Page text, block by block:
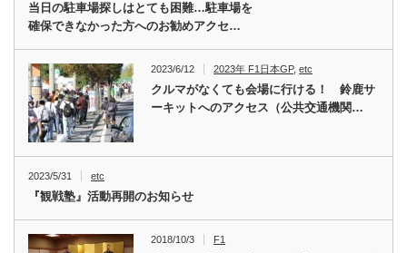
当日の駐車場探しはとても困難…駐車場を
確保できなかった方へのお勧めアクセ…
2023/6/12 2023年 F1日本GP,etc
クルマがなくても会場に行ける！ 鈴鹿サ
ーキットへのアクセス（公共交通機関…
2023/5/31 etc
『観戦塾』活動再開のお知らせ
2018/10/3 F1